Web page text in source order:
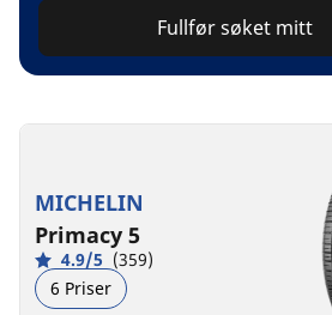
Fullfør søket mitt
MICHELIN
Primacy 5
4.9/5 (359)
6 Priser